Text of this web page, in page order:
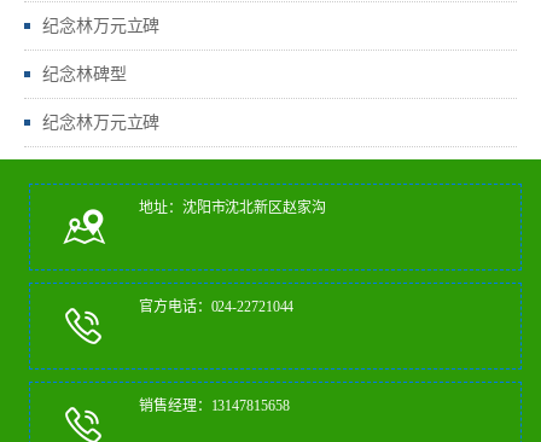
纪念林万元立碑
纪念林碑型
纪念林万元立碑
地址：沈阳市沈北新区赵家沟
官方电话：024-22721044
销售经理：13147815658